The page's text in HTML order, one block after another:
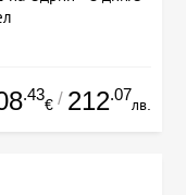
.43
€ / 212.07
лв.